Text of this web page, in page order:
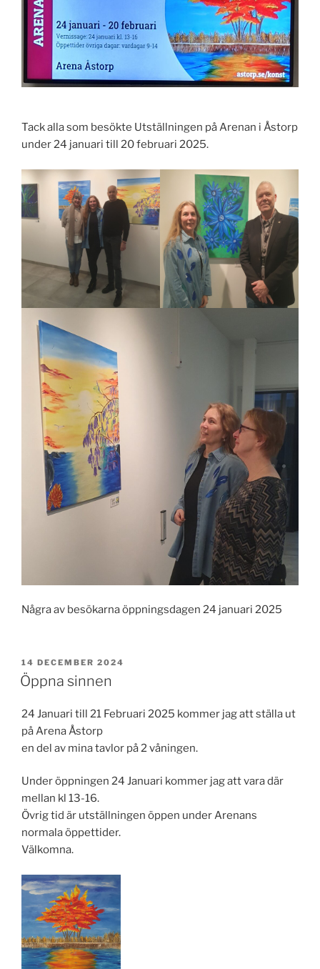
Tack alla som besökte Utställningen på Arenan i Åstorp
under 24 januari till 20 februari 2025.
Några av besökarna öppningsdagen 24 januari 2025
PUBLICERAT
14 DECEMBER 2024
Öppna sinnen
24 Januari till 21 Februari 2025 kommer jag att ställa ut
på Arena Åstorp
en del av mina tavlor på 2 våningen.
Under öppningen 24 Januari kommer jag att vara där
mellan kl 13-16.
Övrig tid är utställningen öppen under Arenans
normala öppettider.
Välkomna.